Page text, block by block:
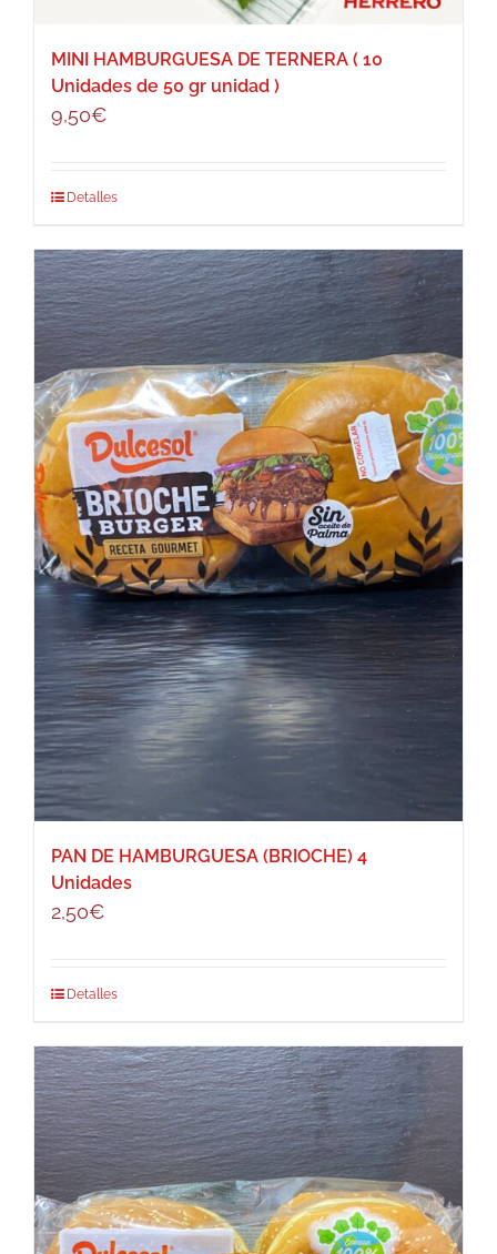
MINI HAMBURGUESA DE TERNERA ( 10
Unidades de 50 gr unidad )
9,50€
Detalles
PAN DE HAMBURGUESA (BRIOCHE) 4
Unidades
2,50€
Detalles